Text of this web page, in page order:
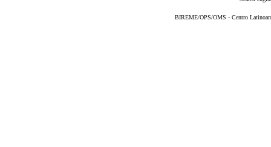
BIREME/OPS/OMS - Centro